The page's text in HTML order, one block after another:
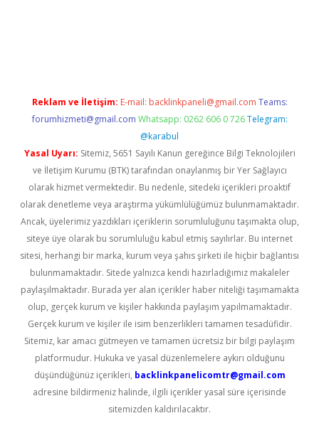
Reklam ve İletişim: E-mail: backlinkpaneli@gmail.com Teams:
forumhizmeti@gmail.com Whatsapp: 0262 606 0 726 Telegram:
@karabul
Yasal Uyarı: Sitemiz, 5651 Sayılı Kanun gereğince Bilgi Teknolojileri
ve İletişim Kurumu (BTK) tarafından onaylanmış bir Yer Sağlayıcı
olarak hizmet vermektedir. Bu nedenle, sitedeki içerikleri proaktif
olarak denetleme veya araştırma yükümlülüğümüz bulunmamaktadır.
Ancak, üyelerimiz yazdıkları içeriklerin sorumluluğunu taşımakta olup,
siteye üye olarak bu sorumluluğu kabul etmiş sayılırlar. Bu internet
sitesi, herhangi bir marka, kurum veya şahıs şirketi ile hiçbir bağlantısı
bulunmamaktadır. Sitede yalnızca kendi hazırladığımız makaleler
paylaşılmaktadır. Burada yer alan içerikler haber niteliği taşımamakta
olup, gerçek kurum ve kişiler hakkında paylaşım yapılmamaktadır.
Gerçek kurum ve kişiler ile isim benzerlikleri tamamen tesadüfidir.
Sitemiz, kar amacı gütmeyen ve tamamen ücretsiz bir bilgi paylaşım
platformudur. Hukuka ve yasal düzenlemelere aykırı olduğunu
düşündüğünüz içerikleri, backlinkpanelicomtr@gmail.com
adresine bildirmeniz halinde, ilgili içerikler yasal süre içerisinde
sitemizden kaldırılacaktır.